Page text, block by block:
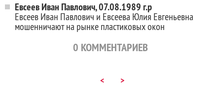
Евсеев Иван Павлович, 07.08.1989 г.р
Евсеев Иван Павлович и Евсеева Юлия Евгеньевна
мошенничают на рынке пластиковых окон
0 КОММЕНТАРИЕВ
< >